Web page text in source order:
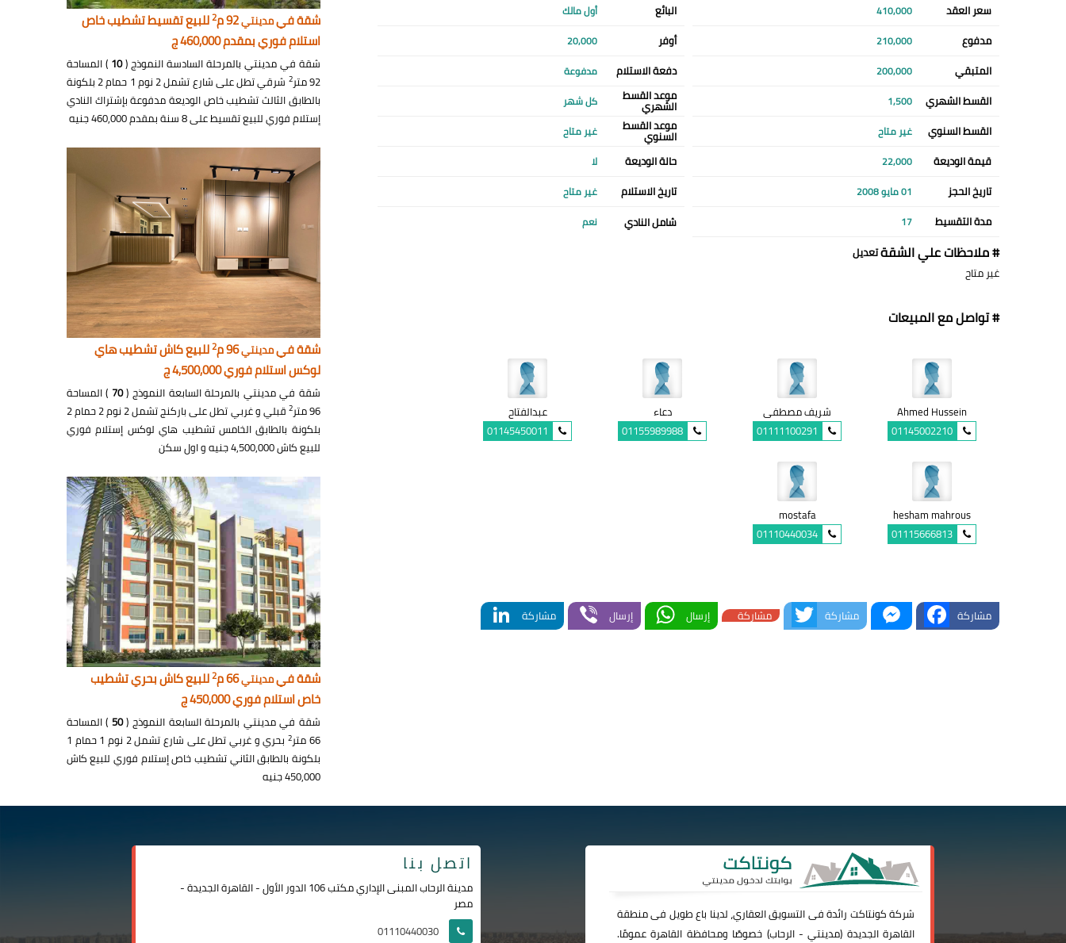
سعر العقد 410,000 البائع أول مالك
مدفوع 210,000 أوفر 20,000
المتبقي 200,000 دفعة الاستلام مدفوعة
القسط الشهري 1,500 موعد القسط
الشهري كل شهر
القسط السنوي غير متاح موعد القسط
السنوي غير متاح
قيمة الوديعة 22,000 حالة الوديعة لا
تاريخ الحجز 01 مايو 2008 تاريخ الاستلام غير متاح
مدة التقسيط 17 شامل النادي نعم
# ملاحظات علي الشقةتعديل
غير متاح
# تواصل مع المبيعات
Ahmed Hussein
01145002210
شريف مصطفى
01111100291
دعاء
01155989988
عبدالفتاح
01145450011
hesham mahrous
01115666813
mostafa
01110440034
مشاركة Facebook
Messenger
مشاركة Twitterمشاركة إرسال WhatsApp
إرسال Viberمشاركة LinkedIn
شقة فيمدينتي92 م 2للبيع تقسيط تشطيب خاص
استلام فوري بمقدم 460,000 ج
شقة في مدينتي بالمرحلة السادسة النموذج (10 ) المساحة
92 متر
2
شرقي تطل على شارع تشمل 2 نوم 1 حمام 2 بلكونة
بالطابق الثالث تشطيب خاص الوديعة مدفوعة بإشتراك النادي
إستلام فوري للبيع تقسيط على 8 سنة بمقدم 460,000 جنيه
شقة فيمدينتي96 م 2للبيع كاش تشطيب هاي
لوكس استلام فوري 4,500,000 ج
شقة في مدينتي بالمرحلة السابعة النموذج (70 ) المساحة
96 متر
2
قبلي و غربي تطل على باركنج تشمل 2 نوم 2 حمام 2
بلكونة بالطابق الخامس تشطيب هاي لوكس إستلام فوري
للبيع كاش 4,500,000 جنيه و اول سكن
شقة فيمدينتي66 م 2للبيع كاش بحري تشطيب
خاص استلام فوري 450,000 ج
شقة في مدينتي بالمرحلة السابعة النموذج (50 ) المساحة
66 متر
2
بحري و غربي تطل على شارع تشمل 2 نوم 1 حمام 1
بلكونة بالطابق الثاني تشطيب خاص إستلام فوري للبيع كاش
450,000 جنيه
شركةكونتاكت رائدة فى التسويق العقاري، لدينا باع طويل فى منطقة
القاهرة الجديدة (مدينتي-الرحاب) خصوصًا ومحافظة القاهرة عمومًا.
اتصل بنا
مدينة الرحاب المبنى الإداري مكتب 106 الدور الأول - القاهرة الجديدة -
مصر
01110440030